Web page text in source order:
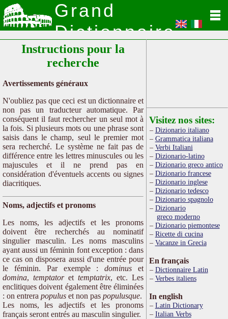
Grand
Dictionnaire
Latin
Instructions pour la
recherche
Avertissements généraux
N'oubliez pas que ceci est un dictionnaire et
non pas un traducteur automatique. Par
conséquent il faut rechercher un seul mot à
la fois. Si plusieurs mots ou une phrase sont
saisis dans le champ, seul le premier mot
sera recherché. Le système ne fait pas de
différence entre les lettres minuscules ou les
majuscules et il ne prend pas en
considération d'éventuels accents ou signes
diacritiques.
Noms, adjectifs et pronoms
Les noms, les adjectifs et les pronoms
doivent être recherchés au nominatif
singulier masculin. Les noms masculins
ayant aussi un féminin font exception : dans
ce cas on disposera aussi d'une entrée pour
le féminin. Par exemple :dominus et
domina, temptatoret temptatrix, etc. Les
enclitiques doivent également être éliminées
: on entrera populus et non pas populusque.
Les noms, les adjectifs et les pronoms
français seront entrés au masculin singulier.
Visitez nos sites:
Dizionario italiano
Grammatica italiana
Verbi Italiani
Dizionario-latino
Dizionario greco antico
Dizionario francese
Dizionario inglese
Dizionario tedesco
Dizionario spagnolo
Dizionario
greco moderno
Dizionario piemontese
Ricette di cucina
Vacanze in Grecia
En français
Dictionnaire Latin
Verbes italiens
In english
Latin Dictionary
Italian Verbs